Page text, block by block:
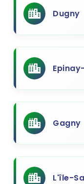
Dugny
Gagny
L'île-